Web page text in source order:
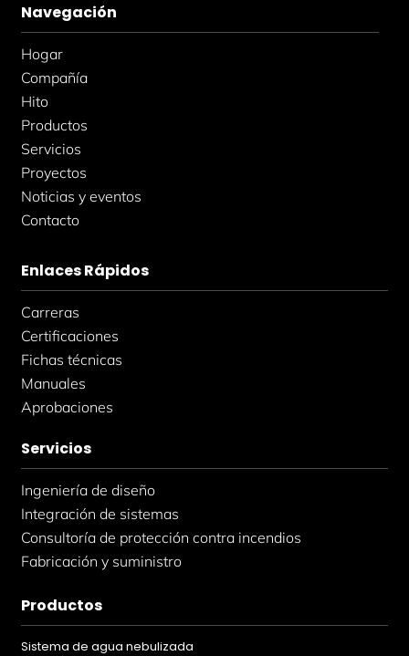
o
o
k
-
f
g
r
d
i
Navegación
Hogar
Compañía
Hito
Productos
Servicios
Proyectos
Noticias y eventos
Contacto
Enlaces Rápidos
Carreras
Certificaciones
Fichas técnicas
Manuales
Aprobaciones
Servicios
Ingeniería de diseño
Integración de sistemas
Consultoría de protección contra incendios
Fabricación y suministro
Productos
Sistema de agua nebulizada